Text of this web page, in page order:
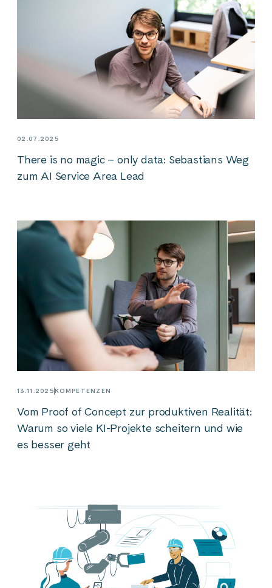
02.07.2025
There is no magic – only data: Sebastians Weg
zum AI Service Area Lead
13.11.2025KOMPETENZEN
Vom Proof of Concept zur produktiven Realität:
Warum so viele KI-Projekte scheitern und wie
es besser geht